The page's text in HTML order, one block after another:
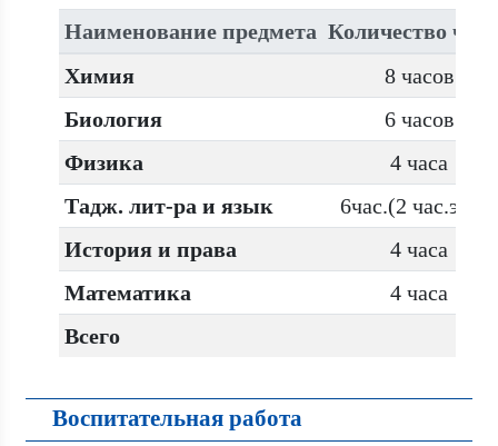
Наименование предмета Количество
Химия
8 часов
Биология
6 часов
Физика
4 часа
Тадж. лит-ра и язык
6час.(2 час.эссе)
История и права
4 часа
Математика
4 часа
Всего
Воспитательная работа